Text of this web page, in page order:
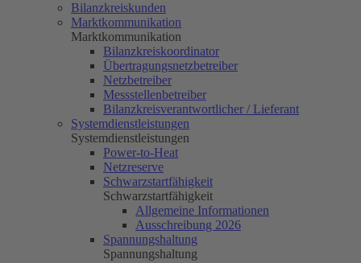
Bilanzkreiskunden
Marktkommunikation
Marktkommunikation
Bilanzkreiskoordinator
Übertragungsnetzbetreiber
Netzbetreiber
Messstellenbetreiber
Bilanzkreisverantwortlicher / Lieferant
Systemdienstleistungen
Systemdienstleistungen
Power-to-Heat
Netzreserve
Schwarzstartfähigkeit
Schwarzstartfähigkeit
Allgemeine Informationen
Ausschreibung 2026
Spannungshaltung
Spannungshaltung